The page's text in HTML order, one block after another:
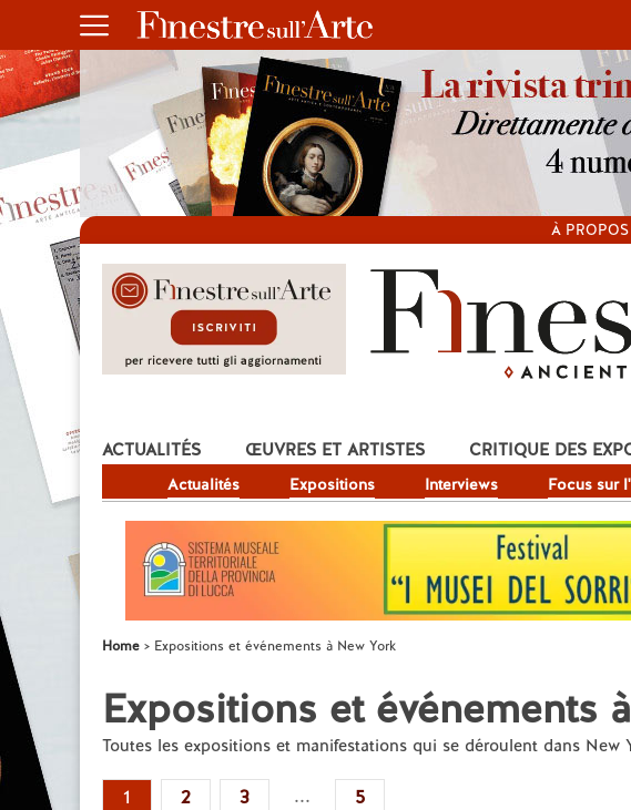
À
ACTUALITÉS
Actualités Expositions Interviews Focus sur
ŒUVRES ET ARTISTES CRITIQUE DES
Home Expositions et événements à New York
Expositions et événements
Toutes les expositions et manifestations qui se déroulent dans New
1 2 3 ... 5